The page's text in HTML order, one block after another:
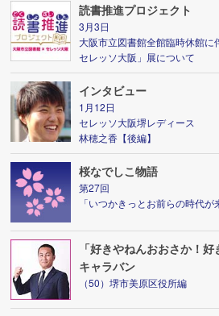
読書推進プロジェクト
3月3日
大阪市立図書館全館臨時休館
セレッソ大阪」展について
インタビュー
1月12日
セレッソ大阪堺レディース
林穂之香【後編】
桜なでしこ物語
第27回
「いつかきっとお前らの時代が
「好きやねんおおさか！
キャラバン
（50）堺市美原区役所編